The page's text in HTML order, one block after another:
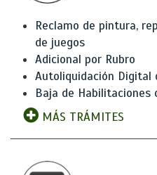
Reclamo de pintura,
de juegos
Adicional por Rubro
Autoliquidación Digital
Baja de Habilitaciones
MÁS TRÁMITES